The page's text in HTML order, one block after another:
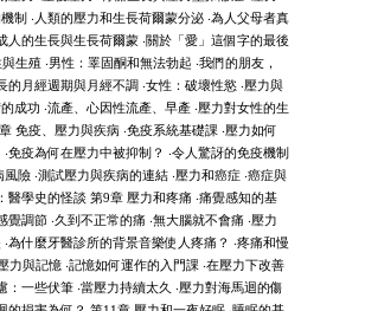
制 ‧人類的壓力和生長荷爾蒙分泌 ‧為人父母者真
人的生長與生長荷爾蒙 ‧關於「愛」這個字的最後
生殖 ‧男性：睪固酮和無法勃起 ‧我們的朋友，
的月經週期與月經不調 ‧女性：破壞性慾 ‧壓力與
成功 ‧流產、心因性流產、早產 ‧壓力對女性的生
免疫、壓力與疾病 ‧免疫系統基礎課 ‧壓力如何
免疫為何在壓力中被抑制？ ‧令人驚訝的免疫機制
風險 ‧測試壓力與疾病的連結 ‧壓力和癌症 ‧癌症與
醫學史的怪談 第9章 壓力和疼痛 ‧痛覺感知的基
覺調節 ‧久到不正常的痛 ‧無大腦就不會痛 ‧壓力
為什麼牙醫診所的背景音樂使人疼痛？ ‧疼痛和慢
力與記憶 ‧記憶如何運作的入門課 ‧在壓力下改善
：一些伏筆 ‧當壓力持續太久 ‧壓力對海馬迴的傷